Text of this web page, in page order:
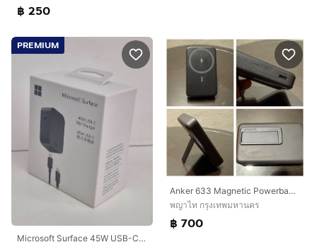
฿ 250
PREMIUM
Microsoft Surface 45W USB-C Wall Charger แท้ ชาร์จไว USB-C PD ของใหม่ยังไม่เคยใช้งาน ครบกล่อง
Anker 633 Magnetic Powerbank 10,000mAh (30W Fast Charge) with Foldable Stand - Like New
พญาไท กรุงเทพมหานคร
฿ 700